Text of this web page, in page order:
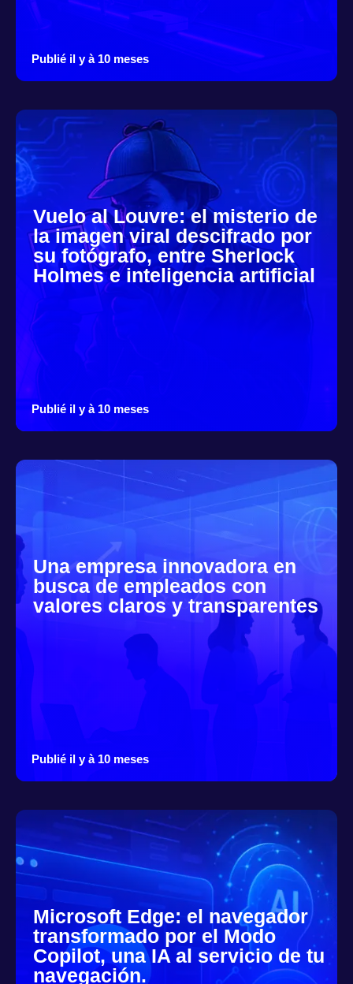
Publié il y à 10 meses
Vuelo al Louvre: el misterio de
la imagen viral descifrado por
su fotógrafo, entre Sherlock
Holmes e inteligencia artificial
Publié il y à 10 meses
Una empresa innovadora en
busca de empleados con
valores claros y transparentes
Publié il y à 10 meses
Microsoft Edge: el navegador
transformado por el Modo
Copilot, una IA al servicio de tu
navegación.